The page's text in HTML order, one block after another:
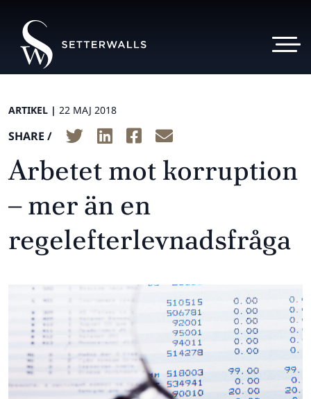
ARTIKEL | 22 MAJ 2018
SHARE /
Arbetet mot korruption
– mer än en
regelefterlevnadsfråga